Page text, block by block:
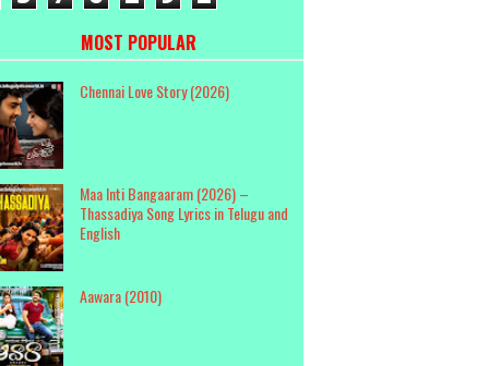
MOST POPULAR
Chennai Love Story (2026)
Maa Inti Bangaaram (2026) –
Thassadiya Song Lyrics in Telugu and
English
Aawara (2010)